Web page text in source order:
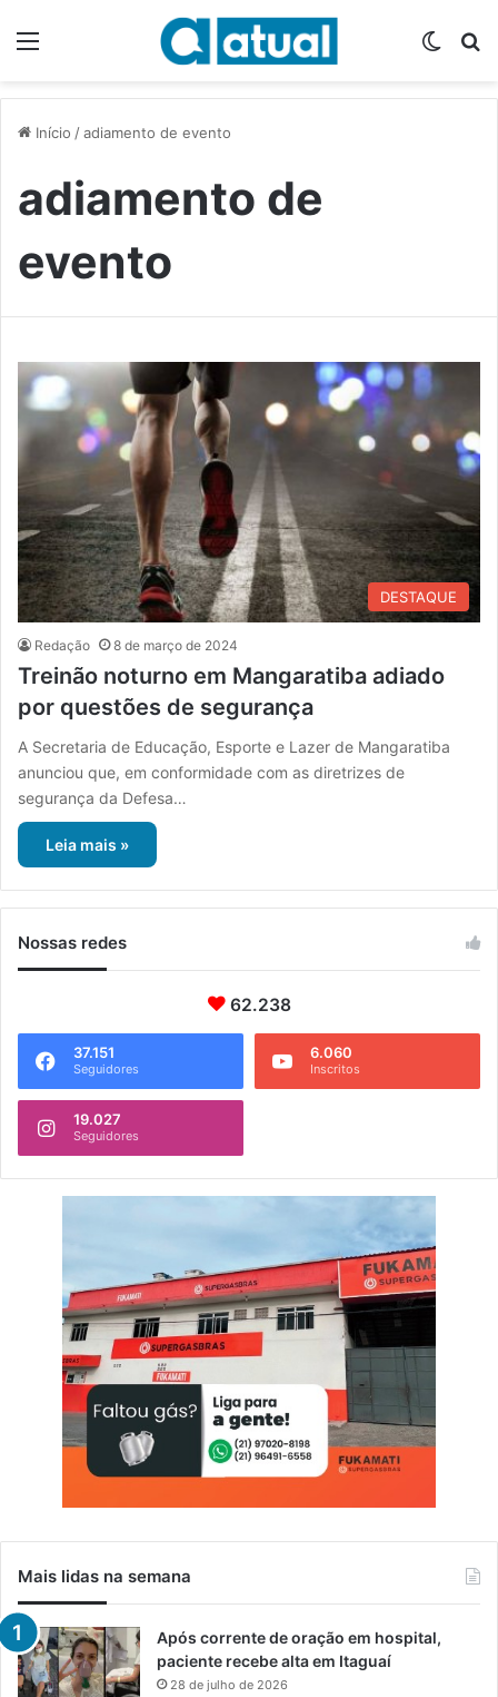
Início /adiamento de evento
adiamento de
evento
DESTAQUE
Redação 8 de março de 2024
Treinão noturno em Mangaratiba adiado
por questões de segurança
A Secretaria de Educação, Esporte e Lazer de Mangaratiba
anunciou que, em conformidade com as diretrizes de
segurança da Defesa…
Leia mais »
Nossas redes
62.238
37.151
Seguidores
6.060
Inscritos
19.027
Seguidores
Mais lidas na semana
Após corrente de oração em hospital,
paciente recebe alta em Itaguaí
28 de julho de 2026